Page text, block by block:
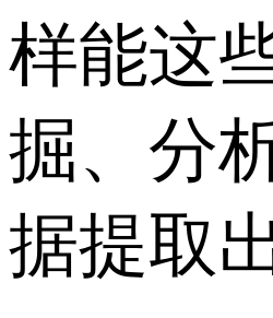
样能这
掘、分
据提取